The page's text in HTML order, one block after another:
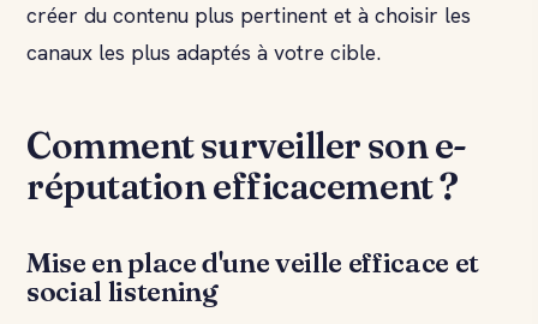
créer du contenu plus pertinent et à choisir les
canaux les plus adaptés à votre cible.
Comment surveiller son e-
réputation efficacement ?
Mise en place d'une veille efficace et
social listening